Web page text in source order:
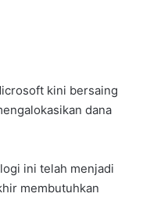
kini bersaing
dana
ini telah menjadi
membutuhkan